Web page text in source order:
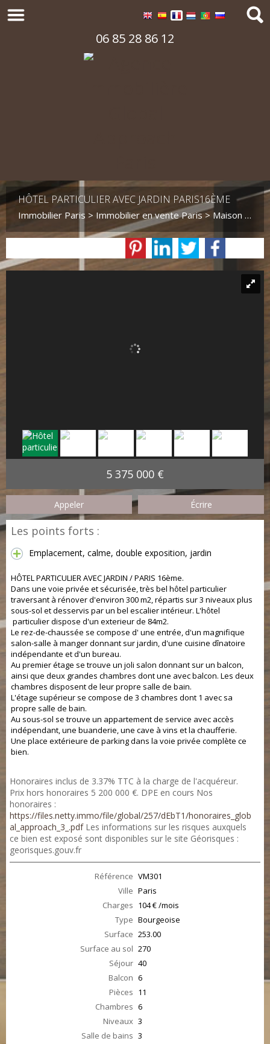
06 85 28 86 12
HÔTEL PARTICULIER AVEC JARDIN PARIS16ÈME
Immobilier Paris > Immobilier en vente Paris > Maison Bourgeoise en vente Paris
5 375 000 €
Appeler Écrire
Les points forts :
Emplacement, calme, double exposition, jardin
HÔTEL PARTICULIER AVEC JARDIN / PARIS 16ème.
Dans une voie privée et sécurisée, très bel hôtel particulier
traversant à rénover d'environ 300 m2, répartis sur 3 niveaux plus
sous-sol et desservis par un bel escalier intérieur. L'hôtel
particulier dispose d'un exterieur de 84m2.
Le rez-de-chaussée se compose d' une entrée, d'un magnifique
salon-salle à manger donnant sur jardin, d'une cuisine dînatoire
indépendante et d'un bureau.
Au premier étage se trouve un joli salon donnant sur un balcon,
ainsi que deux grandes chambres dont une avec balcon. Les deux
chambres disposent de leur propre salle de bain.
L'étage supérieur se compose de 3 chambres dont 1 avec sa
propre salle de bain.
Au sous-sol se trouve un appartement de service avec accès
indépendant, une buanderie, une cave à vins et la chaufferie.
Une place extérieure de parking dans la voie privée complète ce
bien.
Honoraires inclus de 3.37% TTC à la charge de l'acquéreur.
Prix hors honoraires 5 200 000 €. DPE en cours Nos
honoraires :
https://files.netty.immo/file/global/257/dEbT1/honoraires_glob
al_approach_3_.pdfLes informations sur les risques auxquels
ce bien est exposé sont disponibles sur le site Géorisques :
georisques.gouv.fr
Référence VM301
Ville Paris
Charges 104 € /mois
Type Bourgeoise
Surface 253.00
Surface au sol 270
Séjour 40
Balcon 6
Pièces 11
Chambres 6
Niveaux 3
Salle de bains 3